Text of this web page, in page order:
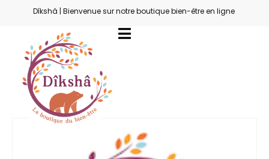
Dîkshâ | Bienvenue sur notre boutique bien-être en ligne